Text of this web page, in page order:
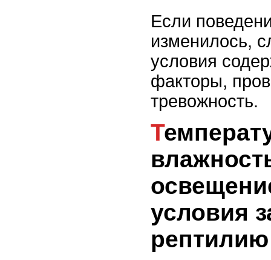
Если
изменилось,
условия
факторы,
тревожность.
Температура,
условия
рептилию